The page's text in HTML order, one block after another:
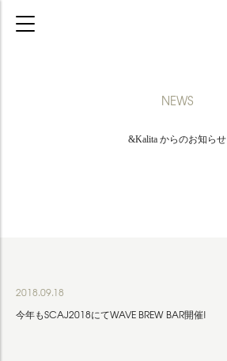
NEWS
&Kalita からのお知らせ
2018.09.18
今年もSCAJ2018にてWAVE BREW BAR開催!